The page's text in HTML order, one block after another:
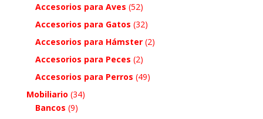
Accesorios para Aves (52)
Accesorios para Gatos (32)
Accesorios para Hámster (2)
Accesorios para Peces (2)
Accesorios para Perros (49)
Mobiliario (34)
Bancos (9)